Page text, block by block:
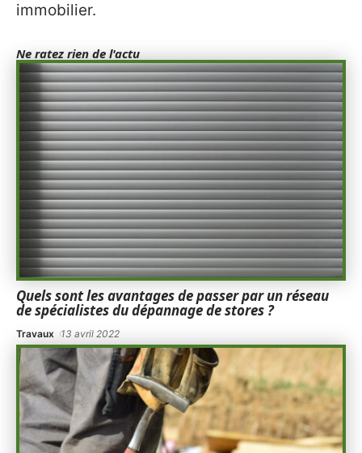
immobilier.
Ne ratez rien de l'actu
Quels sont les avantages de passer par un réseau
de spécialistes du dépannage de stores ?
Travaux 13 avril 2022